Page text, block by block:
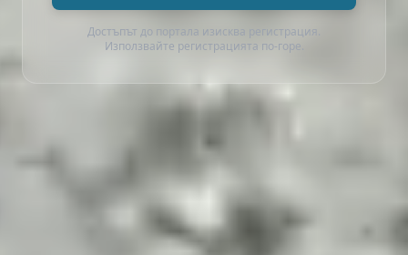
Достъпът до портала изисква регистрация.
Използвайте регистрацията по-горе.